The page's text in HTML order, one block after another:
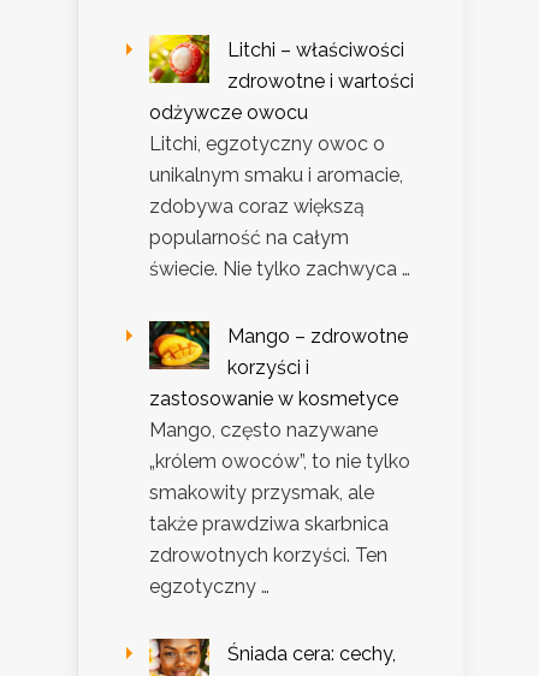
Litchi – właściwości
zdrowotne i wartości
odżywcze owocu
Litchi, egzotyczny owoc o
unikalnym smaku i aromacie,
zdobywa coraz większą
popularność na całym
świecie. Nie tylko zachwyca …
Mango – zdrowotne
korzyści i
zastosowanie w kosmetyce
Mango, często nazywane
„królem owoców”, to nie tylko
smakowity przysmak, ale
także prawdziwa skarbnica
zdrowotnych korzyści. Ten
egzotyczny …
Śniada cera: cechy,